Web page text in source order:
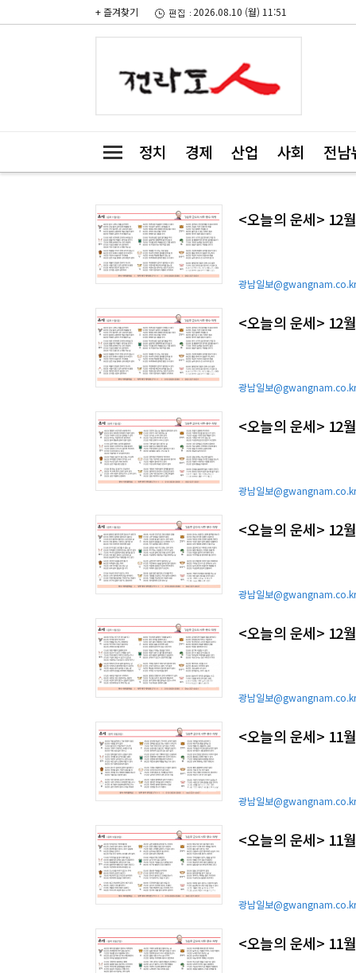
+ 즐겨찾기 2026.08.10 (월) 11:51
정치 경제 산업 사회 전남
<오늘의 운세> 12
광남일보
<오늘의 운세> 12
광남일보
<오늘의 운세> 12
광남일보
<오늘의 운세> 12
광남일보
<오늘의 운세> 12
광남일보
<오늘의 운세> 11
광남일보
<오늘의 운세> 11
광남일보
<오늘의 운세> 11